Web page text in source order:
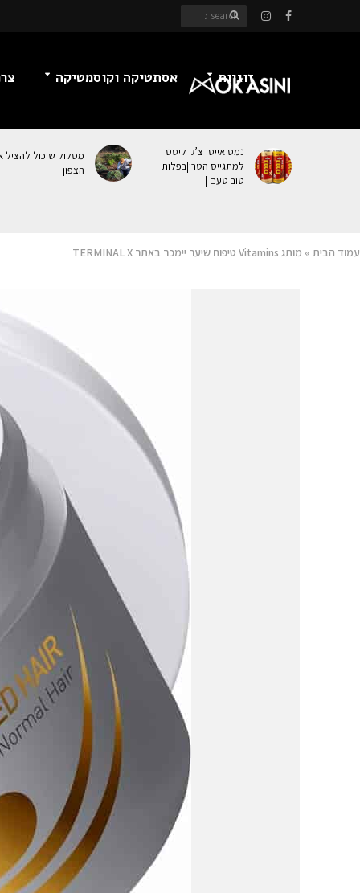
זוגיות אסתטיקה וקוסמטיקה
נמס אייס| צ’ק ליסט
למתגייס הטרי|בפלות
טוב טעם |
מסלול שיכול להציל
הצפון
עמוד הבית » מותג Vitamins טיפוח שיער יימכר באתר TERMINAL X